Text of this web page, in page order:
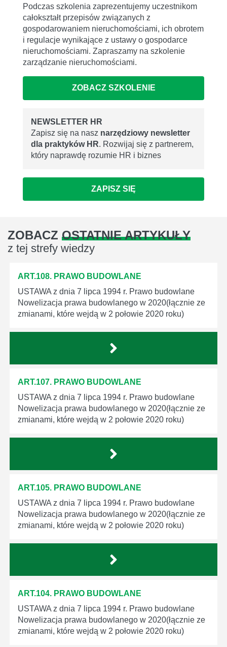
Podczas szkolenia zaprezentujemy uczestnikom
całokształt przepisów związanych z
gospodarowaniem nieruchomościami, ich obrotem
i regulacje wynikające z ustawy o gospodarce
nieruchomościami. Zapraszamy na szkolenie
zarządzanie nieruchomościami.
ZOBACZ SZKOLENIE
NEWSLETTER HR
Zapisz się na nasz narzędziowy newsletter
dla praktyków HR. Rozwijaj się z partnerem,
który naprawdę rozumie HR i biznes
ZAPISZ SIĘ
ZOBACZ OSTATNIE ARTYKUŁY
z tej strefy wiedzy
ART.108. PRAWO BUDOWLANE
USTAWA z dnia 7 lipca 1994 r. Prawo budowlane
Nowelizacja prawa budowlanego w 2020(łącznie ze
zmianami, które wejdą w 2 połowie 2020 roku)
ART.107. PRAWO BUDOWLANE
USTAWA z dnia 7 lipca 1994 r. Prawo budowlane
Nowelizacja prawa budowlanego w 2020(łącznie ze
zmianami, które wejdą w 2 połowie 2020 roku)
ART.105. PRAWO BUDOWLANE
USTAWA z dnia 7 lipca 1994 r. Prawo budowlane
Nowelizacja prawa budowlanego w 2020(łącznie ze
zmianami, które wejdą w 2 połowie 2020 roku)
ART.104. PRAWO BUDOWLANE
USTAWA z dnia 7 lipca 1994 r. Prawo budowlane
Nowelizacja prawa budowlanego w 2020(łącznie ze
zmianami, które wejdą w 2 połowie 2020 roku)